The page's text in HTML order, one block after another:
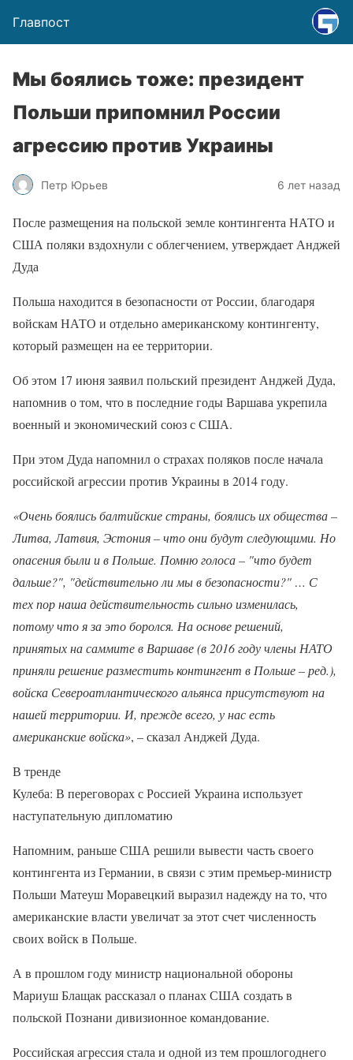
Главпост
Мы боялись тоже: президент
Польши припомнил России
агрессию против Украины
Петр Юрьев 6 лет назад
После размещения на польской земле контингента НАТО и
США поляки вздохнули с облегчением, утверждает Анджей
Дуда
Польша находится в безопасности от России, благодаря
войскам НАТО и отдельно американскому контингенту,
который размещен на ее территории.
Об этом 17 июня заявил польский президент Анджей Дуда,
напомнив о том, что в последние годы Варшава укрепила
военный и экономический союз с США.
При этом Дуда напомнил о страхах поляков после начала
российской агрессии против Украины в 2014 году.
«Очень боялись балтийские страны, боялись их общества –
Литва, Латвия, Эстония – что они будут следующими. Но
опасения были и в Польше. Помню голоса – "что будет
дальше?", "действительно ли мы в безопасности?" … С
тех пор наша действительность сильно изменилась,
потому что я за это боролся. На основе решений,
принятых на саммите в Варшаве (в 2016 году члены НАТО
приняли решение разместить контингент в Польше – ред.),
войска Североатлантического альянса присутствуют на
нашей территории. И, прежде всего, у нас есть
американские войска», – сказал Анджей Дуда.
В тренде
Кулеба: В переговорах с Россией Украина использует
наступательную дипломатию
Напомним, раньше США решили вывести часть своего
контингента из Германии, в связи с этим премьер-министр
Польши Матеуш Моравецкий выразил надежду на то, что
американские власти увеличат за этот счет численность
своих войск в Польше.
А в прошлом году министр национальной обороны
Мариуш Блащак рассказал о планах США создать в
польской Познани дивизионное командование.
Российская агрессия стала и одной из тем прошлогоднего